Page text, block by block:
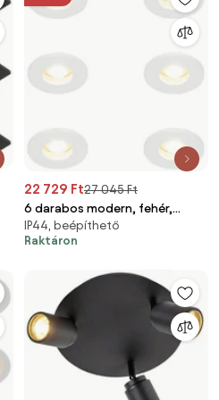
22 729 Ft27 045 Ft
6 darabos modern, fehér,
süllyesztett fürdőszobai
spotlámpa szett - Shed
IP44, beépíthető
Raktáron